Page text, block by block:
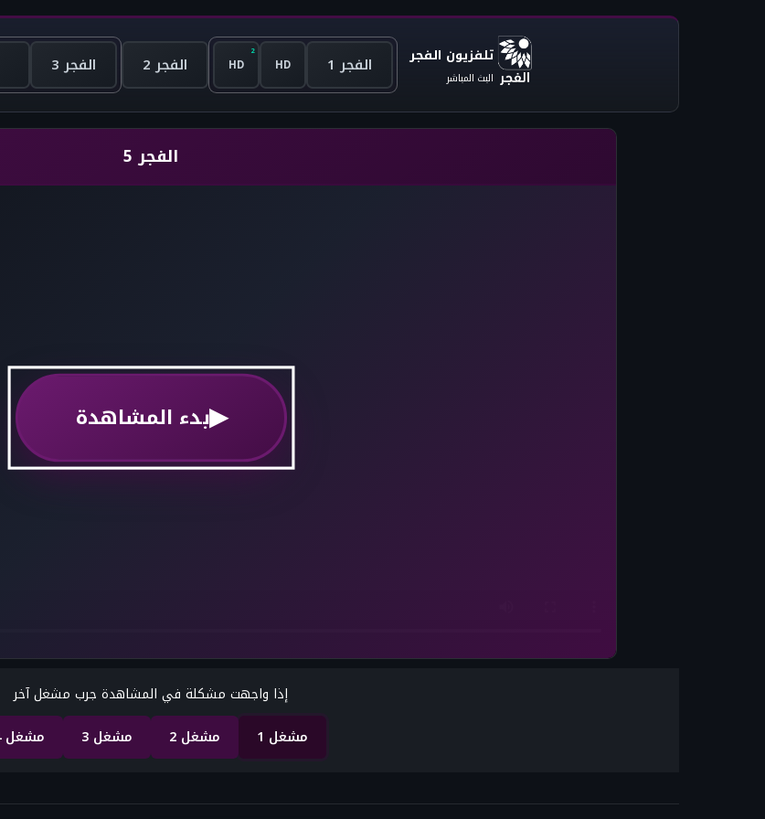
تلفزيون الفجر
البث المباشر الفجر 1 HD
HD الفجر 2 الفجر 3
الفجر 5
▶بدء المشاهدة
جاري تحميل البث...
إذا واجهت مشكلة في المشاهدة جرب مشغل آخر
مشغل 1
مشغل 2 مشغل 3 مشغل 4